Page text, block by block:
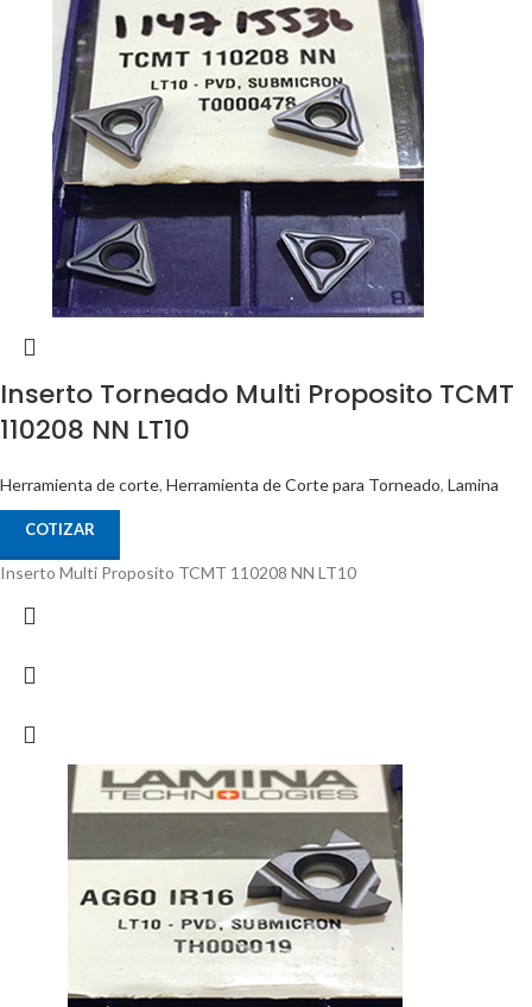
Inserto Torneado Multi Proposito TCMT
110208 NN LT10
Herramienta de corte, Herramienta de Corte para Torneado, Lamina
COTIZAR
Inserto Multi Proposito TCMT 110208 NN LT10